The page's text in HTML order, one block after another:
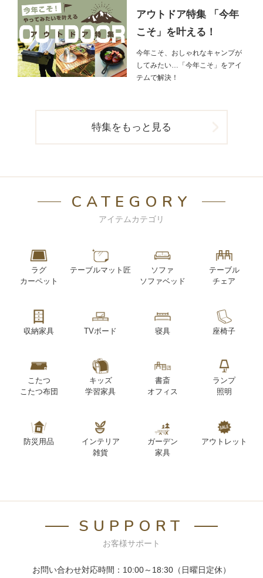
アウトドア特集 「今年
こそ」を叶える！
今年こそ、おしゃれなキャンプが
してみたい…「今年こそ」をアイ
テムで解決！
特集をもっと見る
CATEGORY
アイテムカテゴリ
ラグ
カーペット
テーブルマット匠
ソファ
ソファベッド
テーブル
チェア
収納家具 TVボード 寝具 座椅子
こたつ
こたつ布団
キッズ
学習家具
書斎
オフィス
ランプ
照明
防災用品
インテリア
雑貨
ガーデン
家具
アウトレット
SUPPORT
お客様サポート
お問い合わせ対応時間：10:00～18:30（日曜日定休）